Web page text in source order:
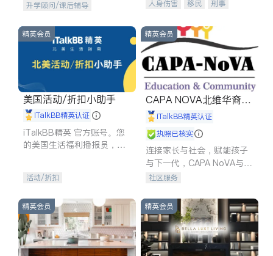
拥有成长型心态是成功的基
石。
升学顾问/课后辅导
建筑合同、刑事案件全包办
人身伤害 移民
刑事
信托/遗嘱
商业
索赔
律师-其它 保释
精英会员
美国活动/折扣小助手
iTalkBB精英认证
iTalkBB精英 官方账号。您
的美国生活福利播报员，精
专属福利。
活动/折扣
精英会员
CAPA NOVA北维华裔家
长会iTalkBB精英认证
执照已核实
连接家长与社会，赋能孩子
与下一代，CAPA NoVA与您
携手建设包容、公平、充满
社区服务
精英会员 精英会员